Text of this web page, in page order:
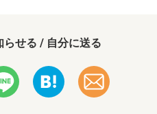
らせる / 自分に送る